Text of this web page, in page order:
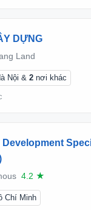
DỰNG
Land
Nội & 2 nơi khác
4.2 ★
Chí Minh